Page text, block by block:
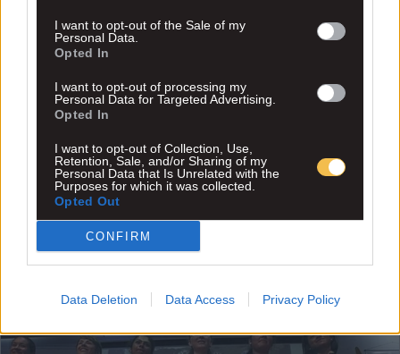
I want to opt-out of the Sale of my
Personal Data.
Opted In
I want to opt-out of processing my
Personal Data for Targeted Advertising.
Opted In
I want to opt-out of Collection, Use,
Retention, Sale, and/or Sharing of my
Personal Data that Is Unrelated with the
Purposes for which it was collected.
Opted Out
CONFIRM
Data Deletion Data Access Privacy Policy